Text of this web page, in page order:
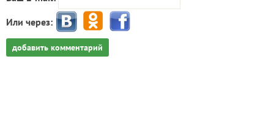
Или через:
добавить комментарий